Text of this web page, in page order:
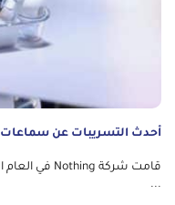
أحدث التسريبات عن سماعات NOTHING EAR 2
...